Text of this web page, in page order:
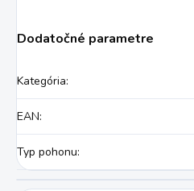
Dodatočné parametre
Kategória:
EAN:
Typ pohonu: